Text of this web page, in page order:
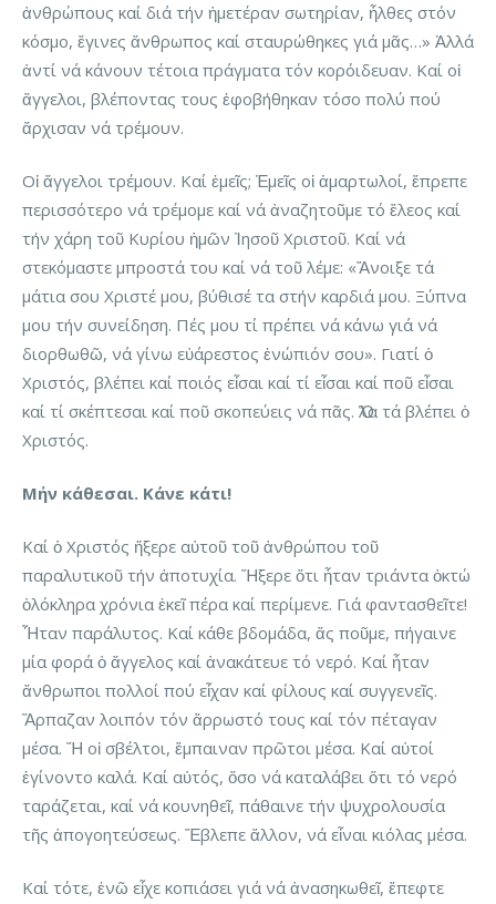
ἀνθρώπους καί διά τήν ἡμετέραν σωτηρίαν, ἦλθες στόν
κόσμο, ἔγινες ἄνθρωπος καί σταυρώθηκες γιά μᾶς…» Ἀλλά
ἀντί νά κάνουν τέτοια πράγματα τόν κορόιδευαν. Καί οἱ
ἄγγελοι, βλέποντας τους ἐφοβήθηκαν τόσο πολύ πού
ἄρχισαν νά τρέμουν.
Οἱ ἄγγελοι τρέμουν. Καί ἐμεῖς; Ἐμεῖς οἱ ἁμαρτωλοί, ἔπρεπε
περισσότερο νά τρέμομε καί νά ἀναζητοῦμε τό ἔλεος καί
τήν χάρη τοῦ Κυρίου ἡμῶν Ἰησοῦ Χριστοῦ. Καί νά
στεκόμαστε μπροστά του καί νά τοῦ λέμε: «Ἄνοιξε τά
μάτια σου Χριστέ μου, βύθισέ τα στήν καρδιά μου. Ξύπνα
μου τήν συνείδηση. Πές μου τί πρέπει νά κάνω γιά νά
διορθωθῶ, νά γίνω εὐάρεστος ἐνώπιόν σου». Γιατί ὁ
Χριστός, βλέπει καί ποιός εἶσαι καί τί εἶσαι καί ποῦ εἶσαι
καί τί σκέπτεσαι καί ποῦ σκοπεύεις νά πᾶς. Ὅλα τά βλέπει ὁ
Χριστός.
Μήν κάθεσαι. Κάνε κάτι!
Καί ὁ Χριστός ἤξερε αὐτοῦ τοῦ ἀνθρώπου τοῦ
παραλυτικοῦ τήν ἀποτυχία. Ἤξερε ὅτι ἦταν τριάντα ὀκτώ
ὁλόκληρα χρόνια ἐκεῖ πέρα καί περίμενε. Γιά φαντασθεῖτε!
Ἦταν παράλυτος. Καί κάθε βδομάδα, ἄς ποῦμε, πήγαινε
μία φορά ὁ ἄγγελος καί ἀνακάτευε τό νερό. Καί ἦταν
ἄνθρωποι πολλοί πού εἶχαν καί φίλους καί συγγενεῖς.
Ἅρπαζαν λοιπόν τόν ἄρρωστό τους καί τόν πέταγαν
μέσα. Ἤ οἱ σβέλτοι, ἔμπαιναν πρῶτοι μέσα. Καί αὐτοί
ἐγίνοντο καλά. Καί αὐτός, ὅσο νά καταλάβει ὅτι τό νερό
ταράζεται, καί νά κουνηθεῖ, πάθαινε τήν ψυχρολουσία
τῆς ἀπογοητεύσεως. Ἔβλεπε ἄλλον, νά εἶναι κιόλας μέσα.
Καί τότε, ἐνῶ εἶχε κοπιάσει γιά νά ἀνασηκωθεῖ, ἔπεφτε